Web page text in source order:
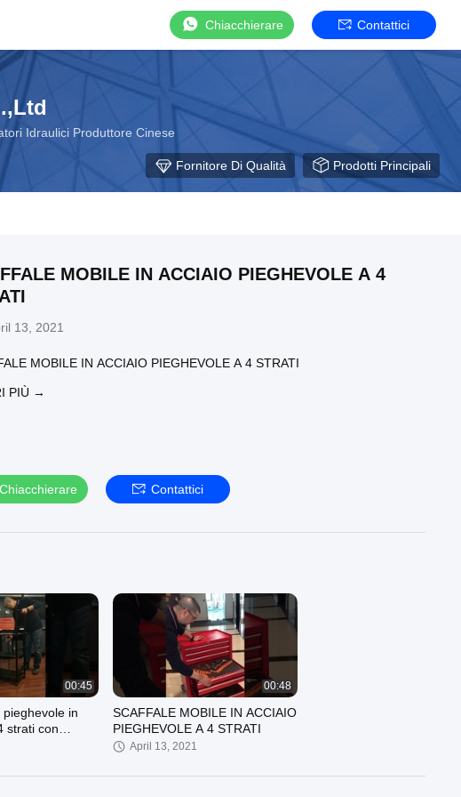
Chiacchierare Contattici
Idraulici Produttore Cinese
Fornitore Di Qualità Prodotti Principali
MOBILE IN ACCIAIO PIEGHEVOLE A 4
13, 2021
MOBILE IN ACCIAIO PIEGHEVOLE A 4 STRATI
PIÙ →
Chiacchierare Contattici
00:45
in
strati con
00:48
SCAFFALE MOBILE IN ACCIAIO
PIEGHEVOLE A 4 STRATI
April 13, 2021